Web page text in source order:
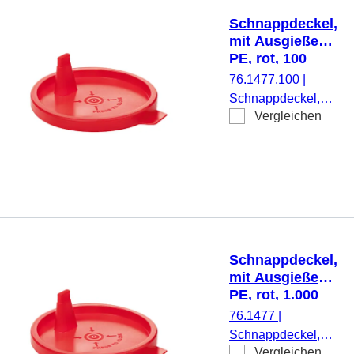
PP, 50 Stück/Beutel
Schnappdeckel,
mit Ausgießer,
PE, rot, 100
Stück/Beutel
76.1477.100
Schnappdeckel,
mit Ausgießer,
Vergleichen
Schnappdeckel,
mit Ausgießer,
PE, rot, 1.000
Stück/Beutel
76.1477
Schnappdeckel,